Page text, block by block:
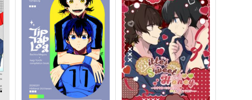
800円 （税込）
萩原千速×女夢主
サンプル 作品詳細
472円 （税込）
糸師凛×蜂楽廻
サンプル 作品詳細